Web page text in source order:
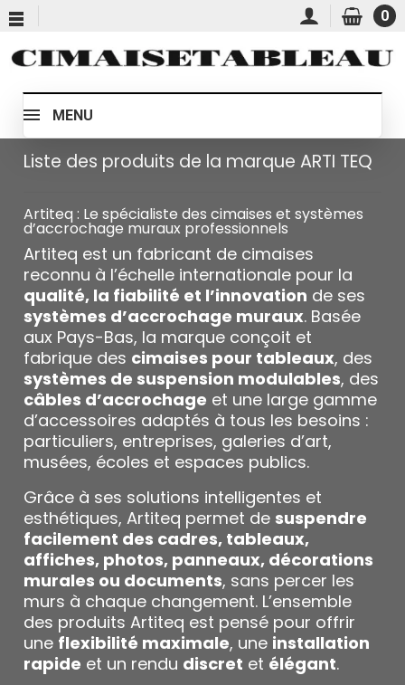
0
MENU
Liste des produits de la marque ARTI TEQ
Artiteq : Le spécialiste des cimaises et systèmes
d’accrochage muraux professionnels
Artiteq est un fabricant de cimaises
reconnu à l’échelle internationale pour la
qualité, la fiabilité et l’innovation de ses
systèmes d’accrochage muraux. Basée
aux Pays-Bas, la marque conçoit et
fabrique des cimaises pour tableaux, des
systèmes de suspension modulables, des
câbles d’accrochage et une large gamme
d’accessoires adaptés à tous les besoins :
particuliers, entreprises, galeries d’art,
musées, écoles et espaces publics.
Grâce à ses solutions intelligentes et
esthétiques, Artiteq permet de suspendre
facilement des cadres, tableaux,
affiches, photos, panneaux, décorations
murales ou documents, sans percer les
murs à chaque changement. L’ensemble
des produits Artiteq est pensé pour offrir
une flexibilité maximale, une installation
rapide et un rendu discret et élégant.